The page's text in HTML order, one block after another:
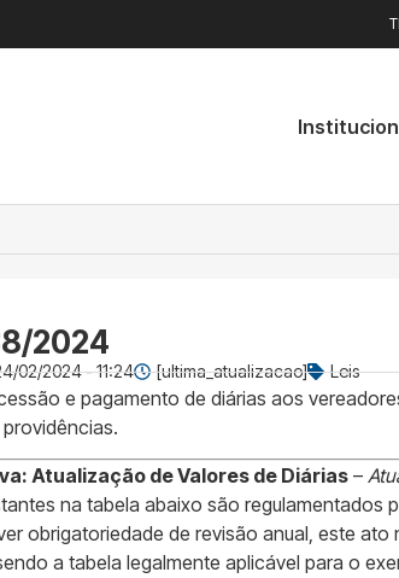
2024
02/2024 - 11:24 [ultima_atualizacao] Leis
e pagamento de diárias aos
Atualização de Valores de Diárias –
na tabela abaixo são regulamentados
obrigatoriedade de revisão anual, este
a tabela legalmente aplicável para o